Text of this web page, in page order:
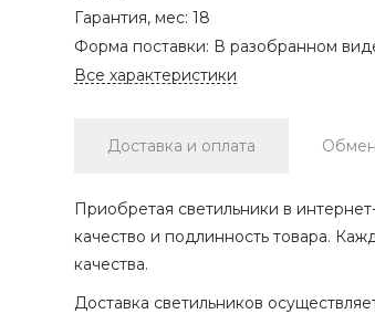
Гарантия, мес: 18
Форма поставки: В разобранном
Все характеристики
Доставка и оплата
Приобретая светильники в
качество и подлинность товара.
качества.
Доставка светильников